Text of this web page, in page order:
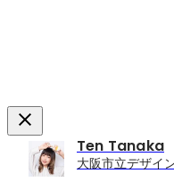
Ten Tanaka
大阪市立デザイ